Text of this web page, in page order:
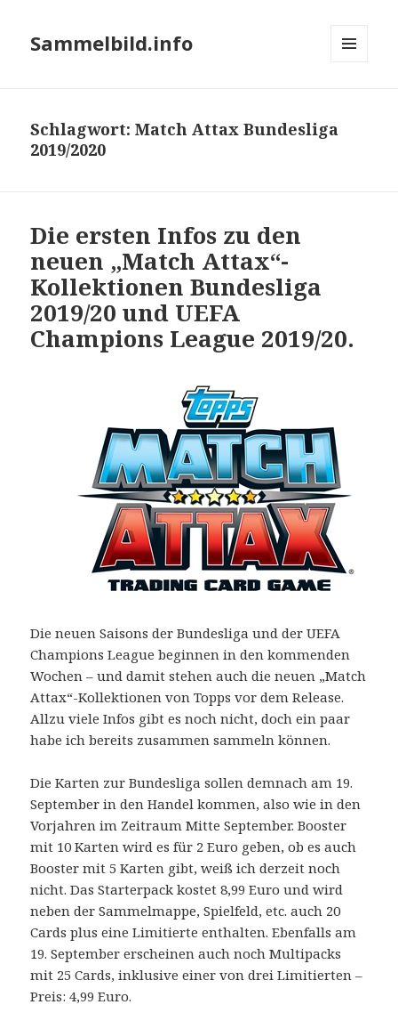
Sammelbild.info
Schlagwort:Match Attax Bundesliga
2019/2020
Die ersten Infos zu den
neuen „Match Attax“-
Kollektionen Bundesliga
2019/20 und UEFA
Champions League 2019/20.
Die neuen Saisons der Bundesliga und der UEFA
Champions League beginnen in den kommenden
Wochen – und damit stehen auch die neuen „Match
Attax“-Kollektionen von Topps vor dem Release.
Allzu viele Infos gibt es noch nicht, doch ein paar
habe ich bereits zusammen sammeln können.
Die Karten zur Bundesliga sollen demnach am 19.
September in den Handel kommen, also wie in den
Vorjahren im Zeitraum Mitte September. Booster
mit 10 Karten wird es für 2 Euro geben, ob es auch
Booster mit 5 Karten gibt, weiß ich derzeit noch
nicht. Das Starterpack kostet 8,99 Euro und wird
neben der Sammelmappe, Spielfeld, etc. auch 20
Cards plus eine Limitierte enthalten. Ebenfalls am
19. September erscheinen auch noch Multipacks
mit 25 Cards, inklusive einer von drei Limitierten –
Preis: 4,99 Euro.